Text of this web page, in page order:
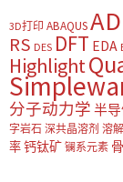
3D打印 ABAQUS
RS DES DFT EDA
Highlight
分子动力学 半
字岩石 深共晶溶剂 溶
率钙钛矿 镧系元素